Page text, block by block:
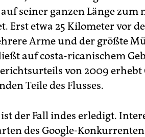
seiner ganzen Länge zum
Erst etwa 25 Kilometer vor
Arme und der größte
auf costa-ricanischem
von 2009 erhebt
Teile des Flusses.
der Fall indes erledigt.
des Google-